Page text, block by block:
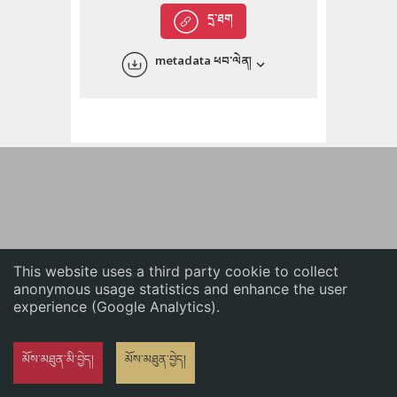
This website uses a third party cookie to collect
anonymous usage statistics and enhance the user
experience (Google Analytics).
མོས་མཐུན་མི་བྱེད། མོས་མཐུན་བྱེད།
English
དྲ་ཐག
metadata ཕབ་ལེན།